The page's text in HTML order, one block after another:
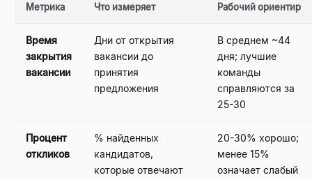
Метрика Что измеряет Рабочий ориентир
Время
закрытия
вакансии
Дни от открытия
вакансии до
принятия
предложения
В среднем ~44
дня; лучшие
команды
справляются за
25-30
Процент
откликов
% найденных
кандидатов,
которые отвечают
20-30% хорошо;
менее 15%
означает слабый